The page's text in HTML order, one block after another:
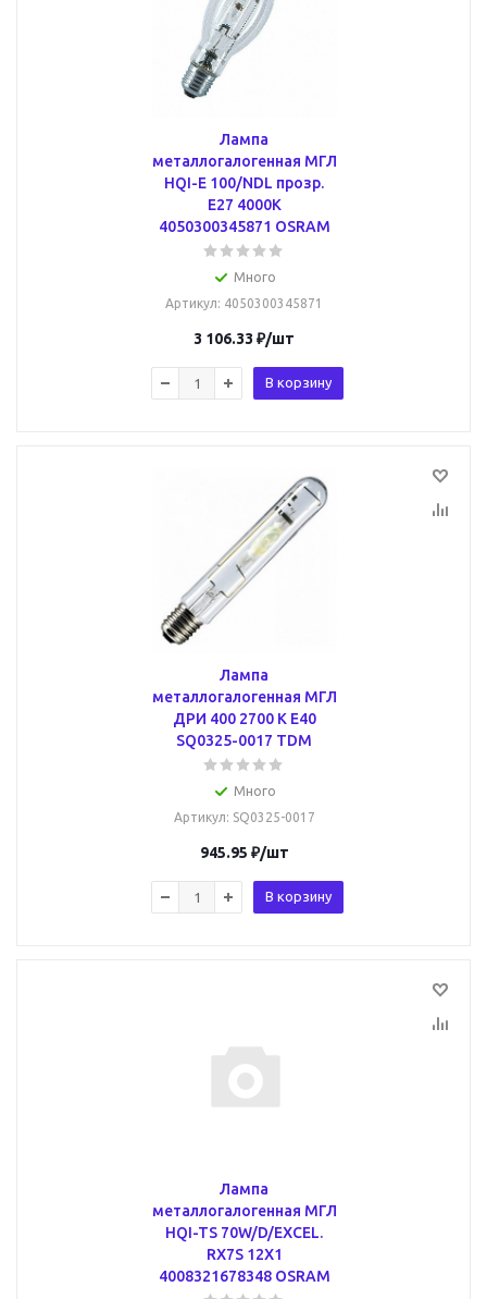
Лампа
металлогалогенная МГЛ
HQI-E 100/NDL прозр.
E27 4000K
4050300345871 OSRAM
Много
Артикул: 4050300345871
3 106.33 ₽/шт
В корзину
Лампа
металлогалогенная МГЛ
ДРИ 400 2700 К Е40
SQ0325-0017 TDM
Много
Артикул: SQ0325-0017
945.95 ₽/шт
В корзину
Лампа
металлогалогенная МГЛ
HQI-TS 70W/D/EXCEL.
RX7S 12X1
4008321678348 OSRAM